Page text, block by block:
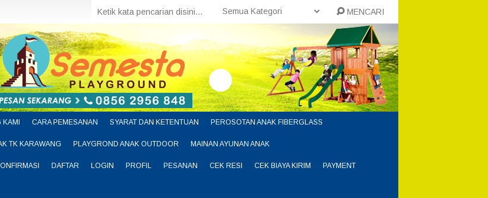
MENCARI
CARA PEMESANAN SYARAT DAN KETENTUAN PEROSOTAN ANAK FIBERGLASS
TK KARAWANG PLAYGROND ANAK OUTDOOR MAINAN AYUNAN ANAK
DAFTAR LOGIN PROFIL PESANAN CEK RESI CEK BIAYA KIRIM PAYMENT